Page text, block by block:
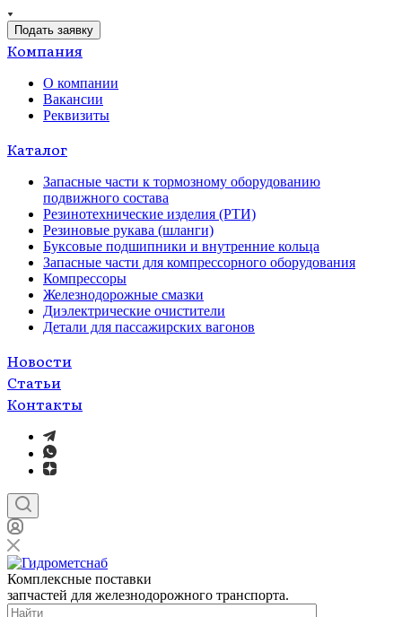
Подать заявку
Компания
О компании
Вакансии
Реквизиты
Каталог
Запасные части к тормозному оборудованию
подвижного состава
Резинотехнические изделия (РТИ)
Резиновые рукава (шланги)
Буксовые подшипники и внутренние кольца
Запасные части для компрессорного оборудования
Компрессоры
Железнодорожные смазки
Диэлектрические очистители
Детали для пассажирских вагонов
Новости
Статьи
Контакты
Комплексные поставки
запчастей для железнодорожного транспорта.